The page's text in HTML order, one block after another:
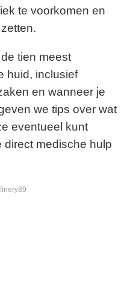
te voorkomen en
tien meest
huid, inclusief
en wanneer je
we tips over wat
eventueel kunt
medische hulp